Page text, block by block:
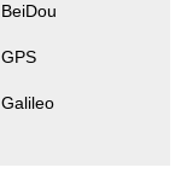
BeiDou
GPS
Galileo